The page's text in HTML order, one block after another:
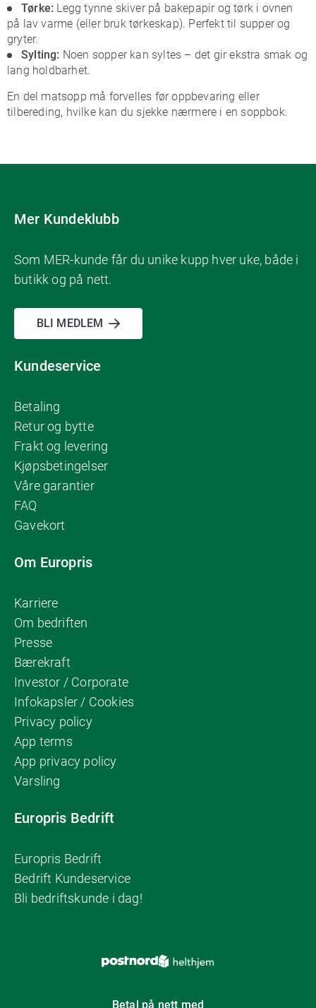
Tørke: Legg tynne skiver på bakepapir og tørk i ovnen
på lav varme (eller bruk tørkeskap). Perfekt til supper og
gryter.
Sylting: Noen sopper kan syltes – det gir ekstra smak og
lang holdbarhet.
En del matsopp må forvelles før oppbevaring eller
tilbereding, hvilke kan du sjekke nærmere i en soppbok.
Mer Kundeklubb
Som MER-kunde får du unike kupp hver uke, både i
butikk og på nett.
BLI MEDLEM
Kundeservice
Betaling
Retur og bytte
Frakt og levering
Kjøpsbetingelser
Våre garantier
FAQ
Gavekort
Om Europris
Karriere
Om bedriften
Presse
Bærekraft
Investor / Corporate
Infokapsler / Cookies
Privacy policy
App terms
App privacy policy
Varsling
Europris Bedrift
Europris Bedrift
Bedrift Kundeservice
Bli bedriftskunde i dag!
Betal på nett med